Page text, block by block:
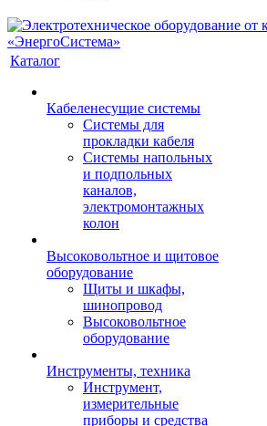
Каталог
Кабеленесущие системы
Системы для
прокладки кабеля
Системы напольных
и подпольных
каналов,
электромонтажных
колон
Высоковольтное и щитовое
оборудование
Щиты и шкафы,
шинопровод
Высоковольтное
оборудование
Инструменты, техника
Инструмент,
измерительные
приборы и средства